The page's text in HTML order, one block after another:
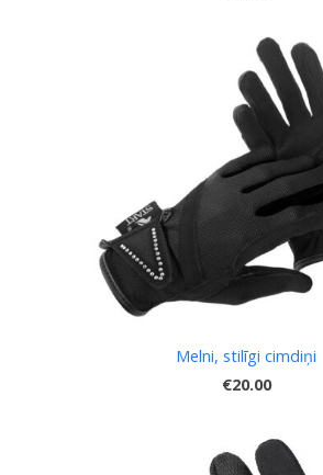
Melni, stilīgi cimdiņi
€20.00